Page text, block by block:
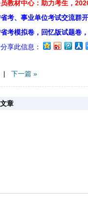
教材中心：助力考生，
考、事业单位考试交流群
考模拟卷，回忆版试题卷
享此信息：
| 下一篇 »
章